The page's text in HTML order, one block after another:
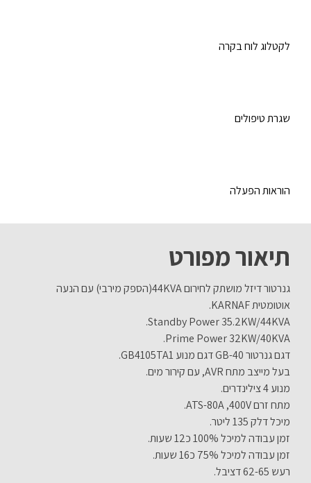
לקטלוג לוח בקרה
שגרת טיפולים
הוראות הפעלה
תיאור מפורט
גנרטור דיזל מושתק לחירום 44KVA(הספק מירבי) עם הנעה
אוטומטית KARNAF.
Standby Power 35.2KW/44KVA.
Prime Power 32KW/40KVA.
דגם גנרטור GB-40 דגם מנוע GB4105TA1.
בעל מייצב מתח AVR, עם קירור מים.
מנוע 4 צילינדרים.
מתח זרם ATS-80A ,400V.
מיכל דלק 135 ליטר.
זמן עבודה למיכל 100% כ12 שעות.
זמן עבודה למיכל 75% כ16 שעות.
רעש 62-65 דציבל.